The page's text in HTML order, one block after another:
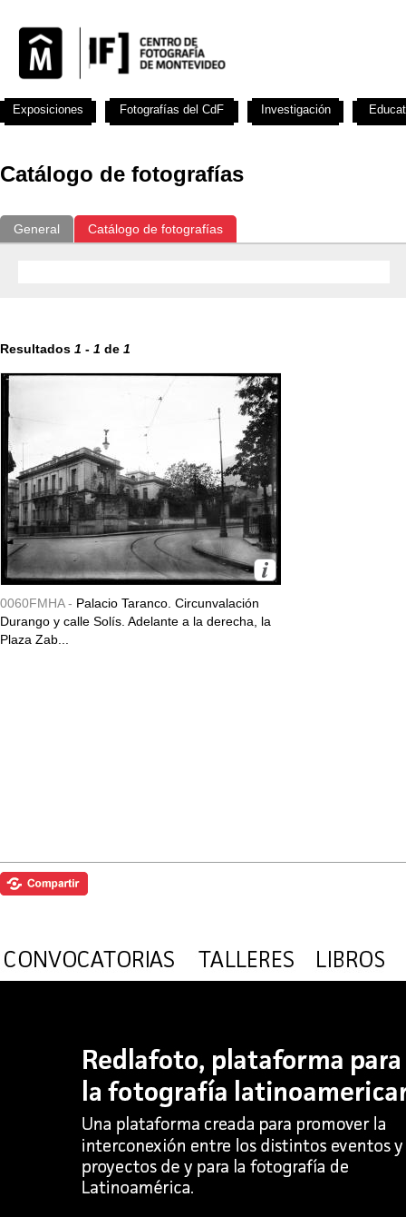
Catálogo de fotografías
General Catálogo de fotografías
Resultados 1 - 1 de 1
0060FMHA - Palacio Taranco. Circunvalación
Durango y calle Solís. Adelante a la derecha, la
Plaza Zab...
Exposiciones Fotografías del CdF Investigación